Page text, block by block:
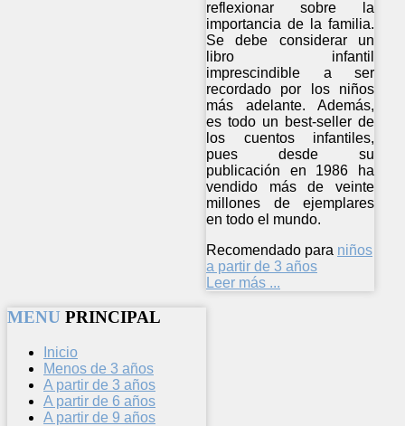
reflexionar sobre la
importancia de la familia.
Se debe considerar un
libro infantil
imprescindible a ser
recordado por los niños
más adelante. Además,
es todo un best-seller de
los cuentos infantiles,
pues desde su
publicación en 1986 ha
vendido más de veinte
millones de ejemplares
en todo el mundo.
Recomendado para niños
a partir de 3 años
Leer más ...
MENU PRINCIPAL
Inicio
Menos de 3 años
A partir de 3 años
A partir de 6 años
A partir de 9 años